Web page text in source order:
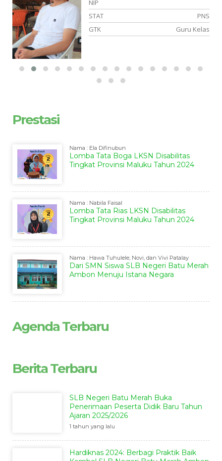
NIP
STAT
PNS
GTK
Guru Kelas
Prestasi
Nama : Ela Difinubun
Lomba Tata Boga LKSN Disabilitas
Tingkat Provinsi Maluku Tahun 2024
Nama : Nabila Faisal
Lomba Tata Rias LKSN Disabilitas
Tingkat Provinsi Maluku Tahun 2024
Nama : Hawa Tuhulele, Novi, dan Vivi Patalay
Dari SMN Siswa SLB Negeri Batu Merah
Ambon Menuju Istana Negara
Agenda Terbaru
Berita Terbaru
SLB Negeri Batu Merah Buka
Penerimaan Peserta Didik Baru Tahun
Ajaran 2025/2026
1 tahun yang lalu
Hardiknas 2024: Berbagi Praktik Baik